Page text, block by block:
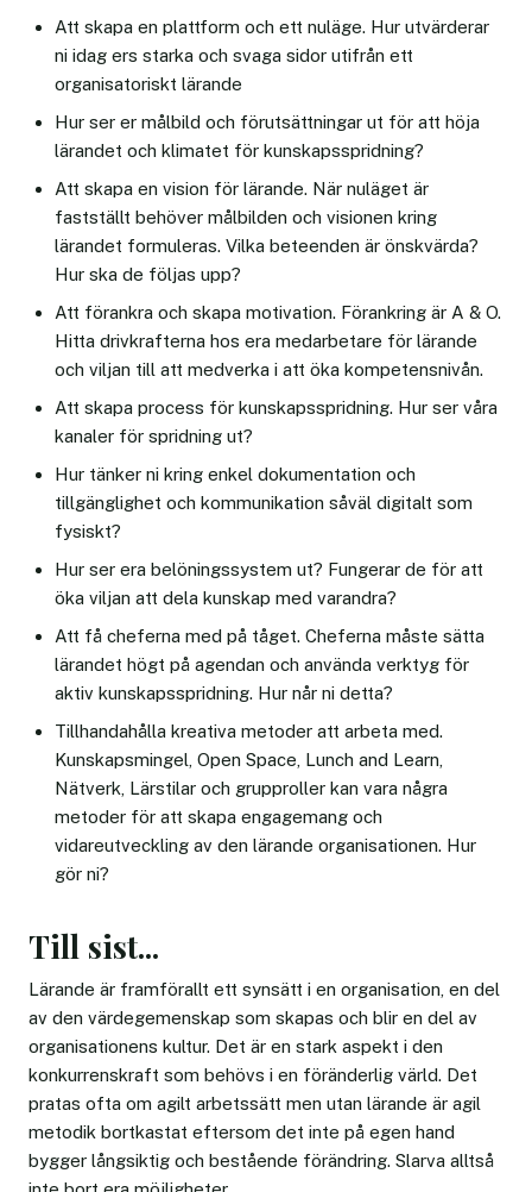
Att skapa en plattform och ett nuläge. Hur utvärderar
ni idag ers starka och svaga sidor utifrån ett
organisatoriskt lärande
Hur ser er målbild och förutsättningar ut för att höja
lärandet och klimatet för kunskapsspridning?
Att skapa en vision för lärande. När nuläget är
fastställt behöver målbilden och visionen kring
lärandet formuleras. Vilka beteenden är önskvärda?
Hur ska de följas upp?
Att förankra och skapa motivation. Förankring är A & O.
Hitta drivkrafterna hos era medarbetare för lärande
och viljan till att medverka i att öka kompetensnivån.
Att skapa process för kunskapsspridning. Hur ser våra
kanaler för spridning ut?
Hur tänker ni kring enkel dokumentation och
tillgänglighet och kommunikation såväl digitalt som
fysiskt?
Hur ser era belöningssystem ut? Fungerar de för att
öka viljan att dela kunskap med varandra?
Att få cheferna med på tåget. Cheferna måste sätta
lärandet högt på agendan och använda verktyg för
aktiv kunskapsspridning. Hur når ni detta?
Tillhandahålla kreativa metoder att arbeta med.
Kunskapsmingel, Open Space, Lunch and Learn,
Nätverk, Lärstilar och grupproller kan vara några
metoder för att skapa engagemang och
vidareutveckling av den lärande organisationen. Hur
gör ni?
Till sist...
Lärande är framförallt ett synsätt i en organisation, en del
av den värdegemenskap som skapas och blir en del av
organisationens kultur. Det är en stark aspekt i den
konkurrenskraft som behövs i en föränderlig värld. Det
pratas ofta om agilt arbetssätt men utan lärande är agil
metodik bortkastat eftersom det inte på egen hand
bygger långsiktig och bestående förändring. Slarva alltså